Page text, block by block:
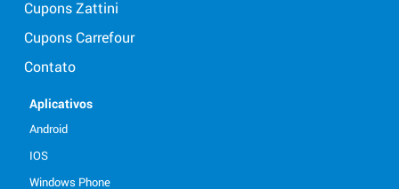
Cupons Zattini
Cupons Carrefour
Contato
Aplicativos
Android
IOS
Windows Phone